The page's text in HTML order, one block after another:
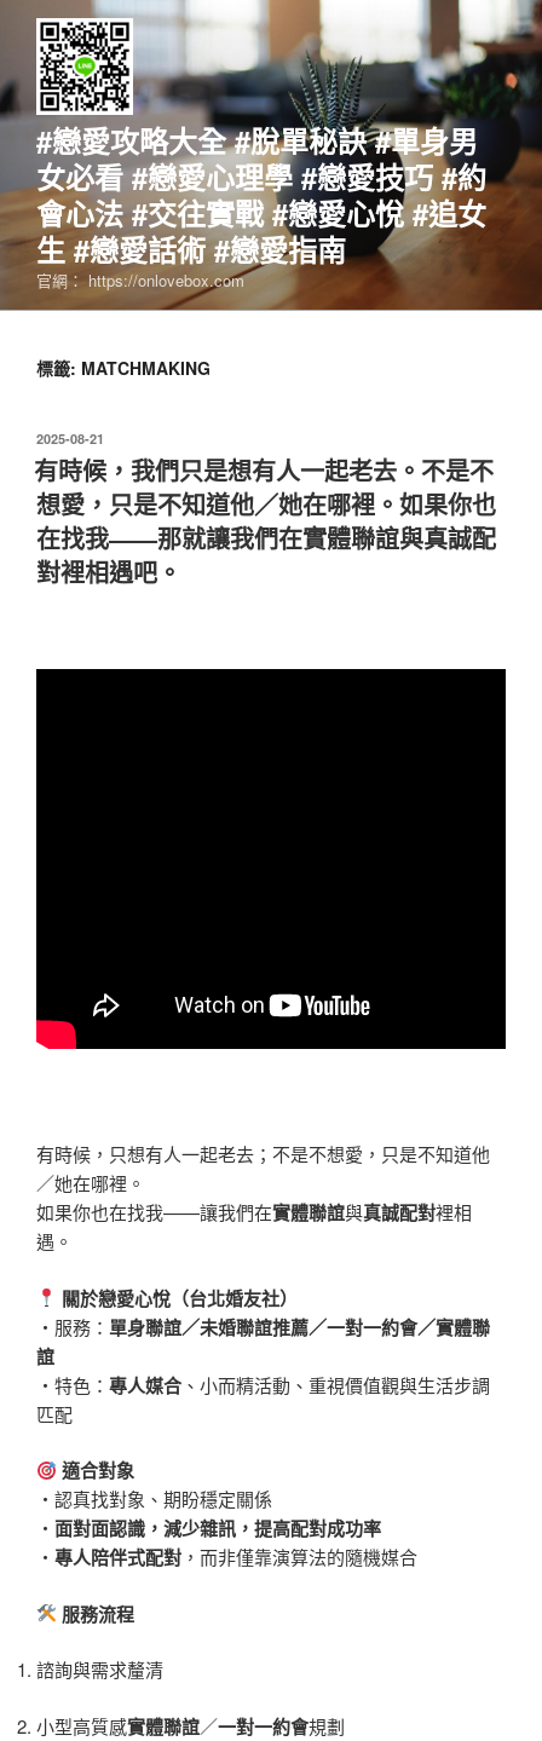
要
#戀愛攻略大全 #脫單秘訣 #單身男
女必看 #戀愛心理學 #戀愛技巧 #約
會心法 #交往實戰 #戀愛心悅 #追女
生 #戀愛話術 #戀愛指南
官網： https://onlovebox.com
標籤: MATCHMAKING
發
佈
於
2025-08-21
有時候，我們只是想有人一起老去。不是不
想愛，只是不知道他／她在哪裡。如果你也
在找我——那就讓我們在實體聯誼與真誠配
對裡相遇吧。
有時候，只想有人一起老去；不是不想愛，只是不知道他
／她在哪裡。
如果你也在找我——讓我們在實體聯誼與真誠配對裡相
遇。
關於戀愛心悅（台北婚友社）
・服務： 單身聯誼／未婚聯誼推薦／一對一約會／實體聯
誼
・特色： 專人媒合 、小而精活動、重視價值觀與生活步調
匹配
適合對象
・認真找對象、期盼穩定關係
・ 面對面認識，減少雜訊，提高配對成功率
・ 專人陪伴式配對 ，而非僅靠演算法的隨機媒合
服務流程
諮詢與需求釐清
小型高質感實體聯誼／一對一約會規劃